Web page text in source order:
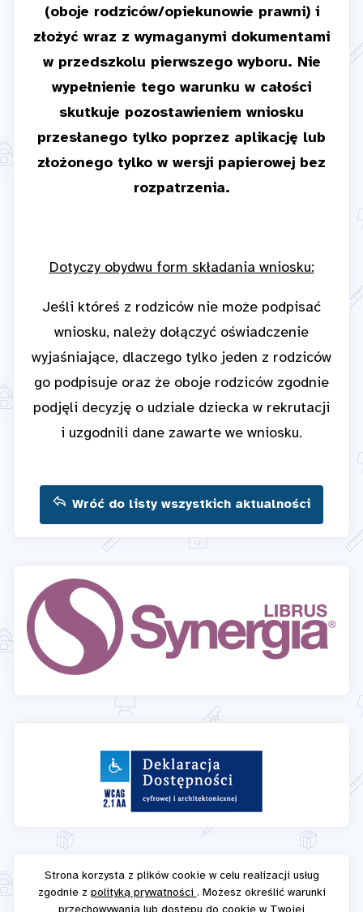
(oboje rodziców/opiekunowie prawni) i
złożyć wraz z wymaganymi dokumentami
w przedszkolu pierwszego wyboru. Nie
wypełnienie tego warunku w całości
skutkuje pozostawieniem wniosku
przesłanego tylko poprzez aplikację lub
złożonego tylko w wersji papierowej bez
rozpatrzenia.
Dotyczy obydwu form składania wniosku:
Jeśli któreś z rodziców nie może podpisać
wniosku, należy dołączyć oświadczenie
wyjaśniające, dlaczego tylko jeden z rodziców
go podpisuje oraz że oboje rodziców zgodnie
podjęli decyzję o udziale dziecka w rekrutacji
i uzgodnili dane zawarte we wniosku.
Wróć do listy wszystkich aktualności
Strona korzysta z plików cookie w celu realizacji usług
zgodnie z polityką prywatności . Możesz określić warunki